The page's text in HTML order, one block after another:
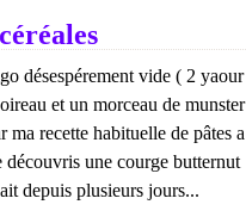
désespérement vide ( 2 yaour
et un morceau de munster
ma recette habituelle de pâtes a
une courge butternut
depuis plusieurs jours...